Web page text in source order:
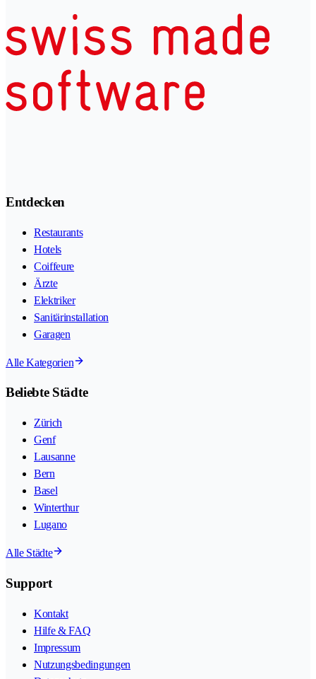
Entdecken
Restaurants
Hotels
Coiffeure
Ärzte
Elektriker
Sanitärinstallation
Garagen
Alle Kategorien
Beliebte Städte
Zürich
Genf
Lausanne
Bern
Basel
Winterthur
Lugano
Alle Städte
Support
Kontakt
Hilfe & FAQ
Impressum
Nutzungsbedingungen